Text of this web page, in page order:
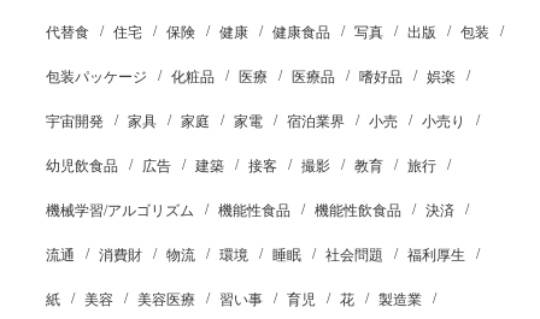
代替食 住宅 保険 健康 健康食品 写真 出版 包装
包装パッケージ 化粧品 医療 医療品 嗜好品 娯楽
宇宙開発 家具 家庭 家電 宿泊業界 小売 小売り
幼児飲食品 広告 建築 接客 撮影 教育 旅行
機械学習/アルゴリズム 機能性食品 機能性飲食品 決済
流通 消費財 物流 環境 睡眠 社会問題 福利厚生
紙 美容 美容医療 習い事 育児 花 製造業